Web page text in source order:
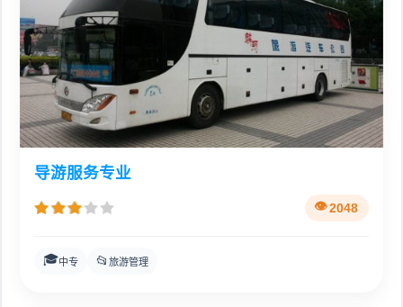
导游服务专业
2048
🎓中专 📂 旅游管理